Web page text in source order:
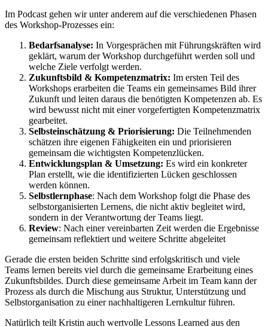
Im Podcast gehen wir unter anderem auf die verschiedenen Phasen
des Workshop-Prozesses ein:
Bedarfsanalyse: In Vorgesprächen mit Führungskräften wird
geklärt, warum der Workshop durchgeführt werden soll und
welche Ziele verfolgt werden.
Zukunftsbild & Kompetenzmatrix: Im ersten Teil des
Workshops erarbeiten die Teams ein gemeinsames Bild ihrer
Zukunft und leiten daraus die benötigten Kompetenzen ab. Es
wird bewusst nicht mit einer vorgefertigten Kompetenzmatrix
gearbeitet.
Selbsteinschätzung & Priorisierung: Die Teilnehmenden
schätzen ihre eigenen Fähigkeiten ein und priorisieren
gemeinsam die wichtigsten Kompetenzlücken.
Entwicklungsplan & Umsetzung: Es wird ein konkreter
Plan erstellt, wie die identifizierten Lücken geschlossen
werden können.
Selbstlernphase: Nach dem Workshop folgt die Phase des
selbstorganisierten Lernens, die nicht aktiv begleitet wird,
sondern in der Verantwortung der Teams liegt.
Review: Nach einer vereinbarten Zeit werden die Ergebnisse
gemeinsam reflektiert und weitere Schritte abgeleitet
Gerade die ersten beiden Schritte sind erfolgskritisch und viele
Teams lernen bereits viel durch die gemeinsame Erarbeitung eines
Zukunftsbildes. Durch diese gemeinsame Arbeit im Team kann der
Prozess als durch die Mischung aus Struktur, Unterstützung und
Selbstorganisation zu einer nachhaltigeren Lernkultur führen.
Natürlich teilt Kristin auch wertvolle Lessons Learned aus den